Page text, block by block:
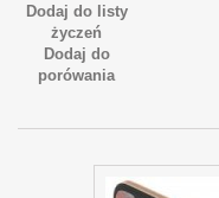
Dodaj do listy
życzeń
Dodaj do
porówania